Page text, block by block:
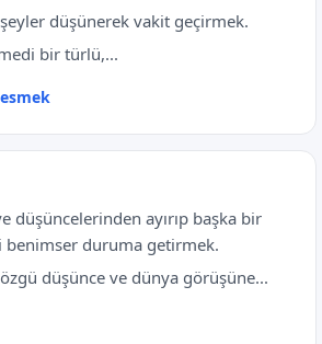
düşünerek vakit geçirmek.
bir türlü,...
düşüncelerinden ayırıp başka bir
benimser duruma getirmek.
düşünce ve dünya görüşüne...